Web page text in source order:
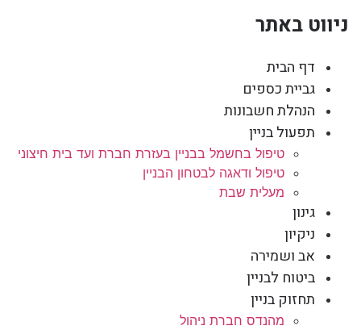
ניווט באתר
דף הבית
גביית כספים
הנהלת חשבונות
תפעול בניין
טיפול בחשמל בבניין בעזרת חברת ועד בית חיצוני
טיפול ודאגה לבטחון הבניין
מעלית שבת
גינון
ניקיון
אב ושמירה
ביטוח לבניין
תחזוק בניין
מהנדס חברת ניהול